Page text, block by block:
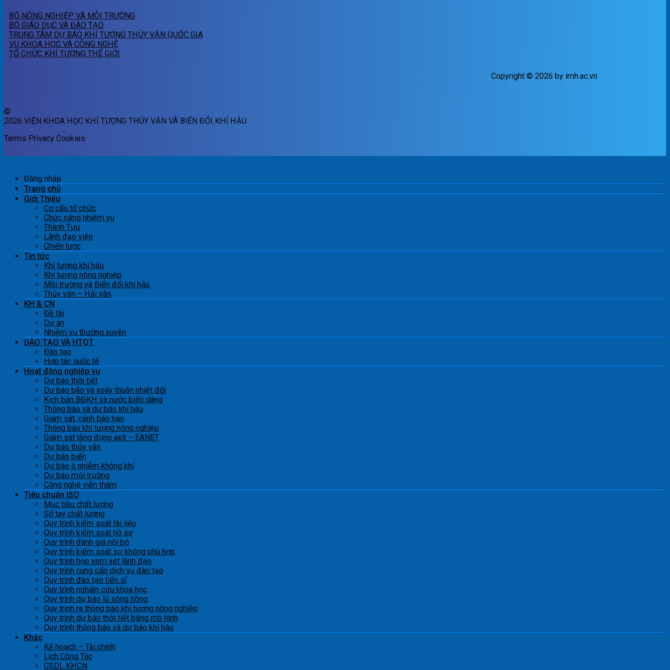
BỘ NÔNG NGHIỆP VÀ MÔI TRƯỜNG
BỘ GIÁO DỤC VÀ ĐÀO TẠO
TRUNG TÂM DỰ BÁO KHÍ TƯỢNG THỦY VĂN QUỐC GIA
VỤ KHOA HỌC VÀ CÔNG NGHỆ
TỔ CHỨC KHÍ TƯỢNG THẾ GIỚI
Copyright © 2026 by imh.ac.vn
©
2026 VIỆN KHOA HỌC KHÍ TƯỢNG THỦY VĂN VÀ BIẾN ĐỔI KHÍ HẬU
Terms Privacy Cookies
Đăng nhập
Trang chủ
Giới Thiệu
Cơ cấu tổ chức
Chức năng nhiệm vụ
Thành Tựu
Lãnh đạo viện
Chiến lược
Tin tức
Khí tượng khí hậu
Khí tượng nông nghiệp
Môi trường và Biến đổi khí hậu
Thủy văn – Hải văn
KH & CN
Đề tài
Dự án
Nhiệm vụ thường xuyên
ĐÀO TẠO VÀ HTQT
Đào tạo
Hợp tác quốc tế
Hoạt động nghiệp vụ
Dự báo thời tiết
Dự báo bão và xoáy thuận nhiệt đới
Kịch bản BĐKH và nước biển dâng
Thông báo và dự báo khí hậu
Giám sát, cảnh báo hạn
Thông báo khí tượng nông nghiệp
Giám sát lắng đọng axít – EANET
Dự báo thủy văn
Dự báo biển
Dự báo ô nhiễm không khí
Dự báo môi trường
Công nghệ viễn thám
Tiêu chuẩn ISO
Mục tiêu chất lượng
Sổ tay chất lượng
Quy trình kiểm soát tài liệu
Quy trình kiểm soát hồ sơ
Quy trình đánh giá nội bộ
Quy trình kiểm soát sự không phù hợp
Quy trình họp xem xét lãnh đạo
Quy trình cung cấp dịch vụ đào tạo
Quy trình đào tạo tiến sĩ
Quy trình nghiên cứu khoa học
Quy trình dự báo lũ sông hồng
Quy trình ra thông báo khí tượng nông nghiệp
Quy trình dự báo thời tiết bằng mô hình
Quy trình thông báo và dự báo khí hậu
Khác
Kế hoạch – Tài chính
Lịch Công Tác
CSDL KHCN